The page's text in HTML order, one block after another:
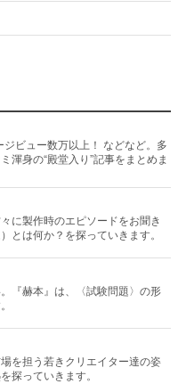
ビュー数万以上！ などなど。多
渾身の“殿堂入り”記事をまとめま
に製作時のエピソードをお聞き
とは何か？を探っていきます。
『赫本』は、〈試験問題〉の形
を担う若きクリエイター達の姿
探っていきます。